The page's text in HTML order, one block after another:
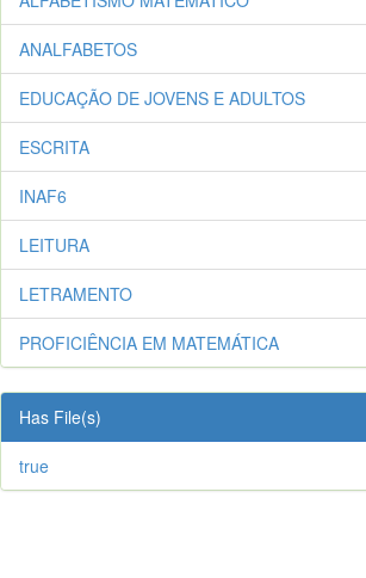
ANALFABETOS
EDUCAÇÃO DE JOVENS E ADULTOS
ESCRITA
INAF6
LEITURA
LETRAMENTO
PROFICIÊNCIA EM MATEMÁTICA
Has File(s)
true